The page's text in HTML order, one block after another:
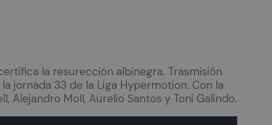
la resurección albinegra. Trasmisión
jornada 33 de la Liga Hypermotion. Con la
Alejandro Moll, Aurelio Santos y Toni Galindo.